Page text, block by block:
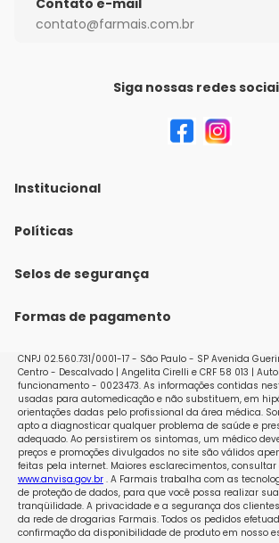
Contato e-mail
contato@farmais.com.br
Siga nossas redes
Institucional
Quem Somos
Nossas lojas
Políticas
Política de Envio
Políticas de Trocas e Devoluções
Selos de segurança
Formas de pagamento
CNPJ 02.560.731/0001-17 - São Paulo - SP Avenida
Centro - Descalvado | Angelita Cirelli e CRF 58 013 |
funcionamento - 0023473. As informações contidas
usadas para automedicação e não substituem, em
orientações dadas pelo profissional da área médica.
apto a diagnosticar qualquer problema de saúde e
adequado. Ao persistirem os sintomas, um médico
preços e promoções divulgados no site são válidos
feitas pela internet. Maiores esclarecimentos, consultar
www.anvisa.gov.br. A Farmais trabalha com as
de proteção de dados, para que você possa realizar
tranqüilidade. A privacidade e a segurança dos
da rede de drogarias Farmais. Todos os pedidos
confirmação da disponibilidade de produto em nosso